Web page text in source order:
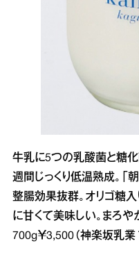
牛乳に5つの乳酸菌と糖化
週間じっくり低温熟成。「
整腸効果抜群。オリゴ糖
に甘くて美味しい。まろや
700g￥3,500（神楽坂乳業